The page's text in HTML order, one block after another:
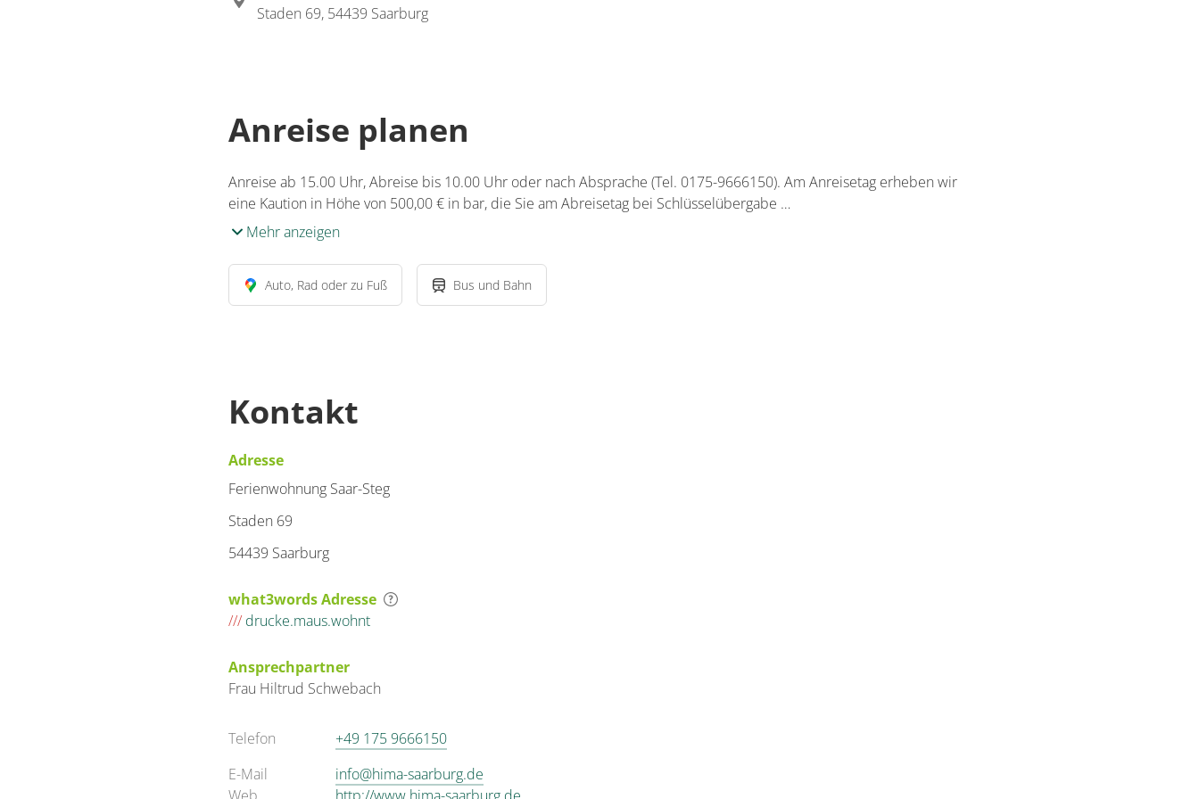
Staden 69, 54439 Saarburg
Anreise planen
Anreise ab 15.00 Uhr, Abreise bis 10.00 Uhr oder nach Absprache (Tel. 0175-9666150). Am Anreisetag erheben wir
eine Kaution in Höhe von 500,00 € in bar, die Sie am Abreisetag bei Schlüsselübergabe …
Mehr anzeigen
Auto, Rad oder zu Fuß Bus und Bahn
Kontakt
Adresse
Ferienwohnung Saar-Steg
Staden 69
54439 Saarburg
what3words Adresse
/// drucke.maus.wohnt
Ansprechpartner
Frau Hiltrud Schwebach
Telefon
+49 175 9666150
E-Mail
info@hima-saarburg.de